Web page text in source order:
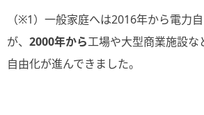
（※1）一般家庭へは2016年から電力
が、 2000年から工場や大型商業施設な
自由化が進んできました。